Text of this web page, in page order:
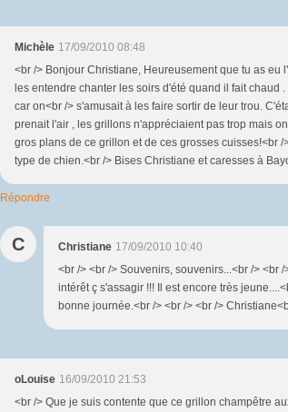
Michèle 17/09/2010 08:48
<br /> Bonjour Christiane, Heureusement que tu as eu
les entendre chanter les soirs d'été quand il fait chaud
car on<br /> s'amusait à les faire sortir de leur trou.
prenait l'air , les grillons n'appréciaient pas trop mais
gros plans de ce grillon et de ces grosses cuisses!<br
type de chien.<br /> Bises Christiane et caresses à
Répondre
C Christiane 17/09/2010 10:40
<br /> <br /> Souvenirs, souvenirs...<br /> <br
intérêt ç s'assagir !!! Il est encore très
bonne journée.<br /> <br /> <br />
oLouise 16/09/2010 21:53
<br /> Que je suis contente que ce grillon champêtre